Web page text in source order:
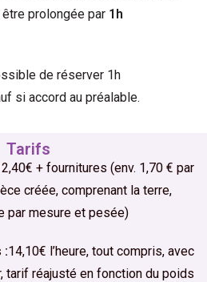
prolongée par 1h
de réserver 1h
si accord au préalable.
Tarifs
+ fournitures (env. 1,70 € par
créée, comprenant la terre,
par mesure et pesée)
:14,10€ l’heure, tout compris, avec
tarif réajusté en fonction du poids